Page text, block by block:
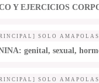
Y EJERCICIOS
SOLO AMAPOLAS
genital, sexual,
SOLO AMAPOLAS